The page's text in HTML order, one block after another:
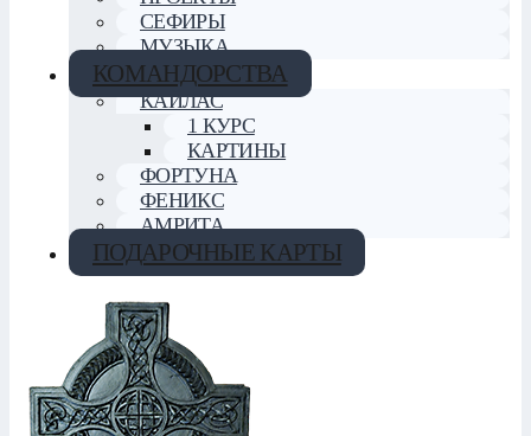
СЕФИРЫ
МУЗЫКА
КОМАНДОРСТВА
КАЙЛАС
1 КУРС
КАРТИНЫ
ФОРТУНА
ФЕНИКС
АМРИТА
ПОДАРОЧНЫЕ КАРТЫ